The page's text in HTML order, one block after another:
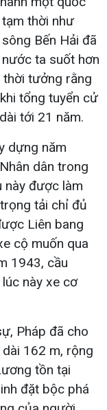
thời như
Bến Hải đã
ta suốt hơn
thời tưởng rằng
tổng tuyển cử
tới 21 năm.
dựng năm
dân trong
này được làm
tải chỉ đủ
Liên bang
cộ muốn qua
1943, cầu
này xe cơ
Pháp đã cho
162 m, rộng
tồn tại
đặt bộc phá